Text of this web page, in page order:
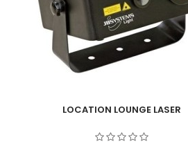
LOCATION LOUNGE LASER